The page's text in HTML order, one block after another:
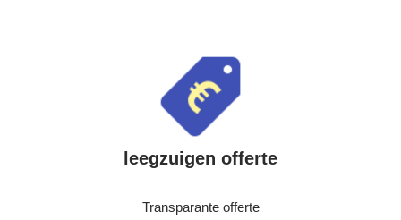
leegzuigen offerte
Transparante offerte